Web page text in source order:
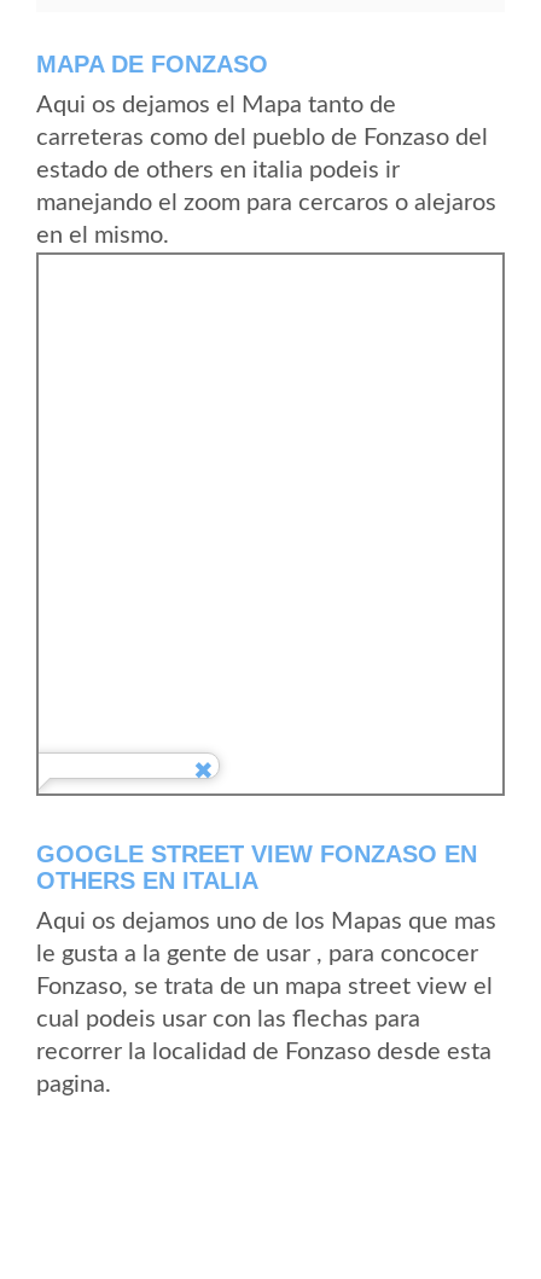
MAPA DE FONZASO
Aqui os dejamos el Mapa tanto de
carreteras como del pueblo de Fonzaso del
estado de others en italia podeis ir
manejando el zoom para cercaros o alejaros
en el mismo.
GOOGLE STREET VIEW FONZASO EN
OTHERS EN ITALIA
Aqui os dejamos uno de los Mapas que mas
le gusta a la gente de usar , para concocer
Fonzaso, se trata de un mapa street view el
cual podeis usar con las flechas para
recorrer la localidad de Fonzaso desde esta
pagina.